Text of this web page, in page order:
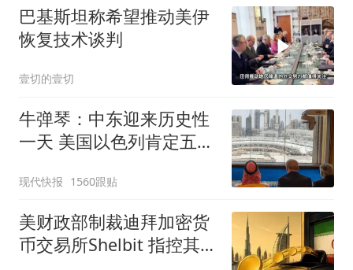
巴基斯坦称希望推动美伊
恢复技术谈判
壹切的壹切
牛弹琴：中东迎来历史性
一天 美国以色列肯定五味
现代快报 1560跟贴
美财政部制裁迪拜加密货
币交易所Shelbit 指控其协